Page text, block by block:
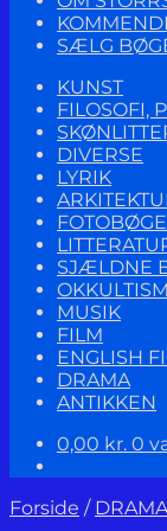
SÆLG
KUNST
FILOSOFI,
DIVERSE
LYRIK
SJÆLDNE
MUSIK
FILM
ENGLISH
DRAMA
ANTIKKEN
0,00 kr. 0
Forside / DRAMA